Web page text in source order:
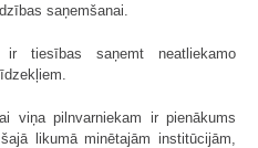
saņemšanai.
ir tiesības saņemt neatliekamo
viņa pilnvarniekam ir pienākums
likumā minētajām institūcijām,